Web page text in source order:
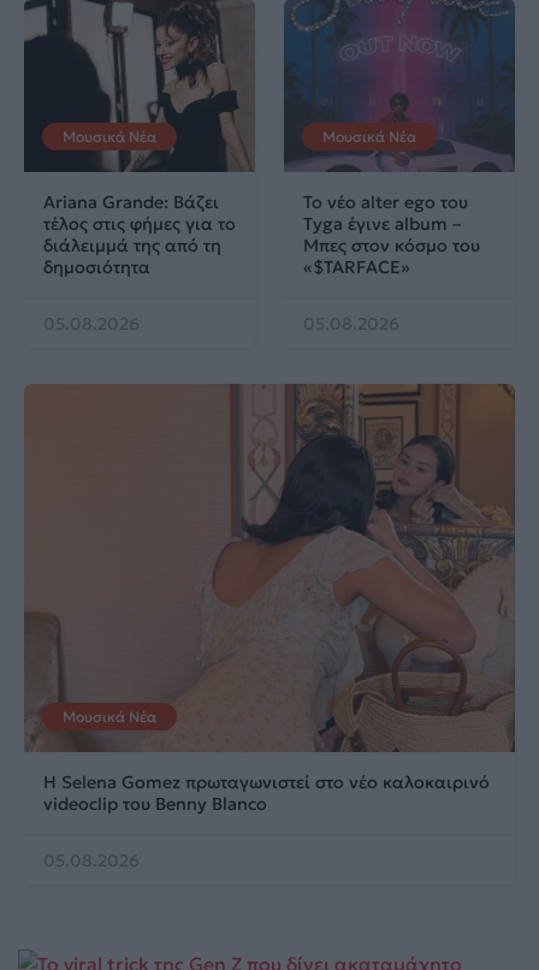
Μουσικά Νέα
Ariana Grande: Βάζει
τέλος στις φήμες για το
διάλειμμά της από τη
δημοσιότητα
05.08.2026
Μουσικά Νέα
Το νέο alter ego του
Tyga έγινε album –
Μπες στον κόσμο του
«$TARFACE»
05.08.2026
Μουσικά Νέα
Η Selena Gomez πρωταγωνιστεί στο νέο καλοκαιρινό
videoclip του Benny Blanco
05.08.2026